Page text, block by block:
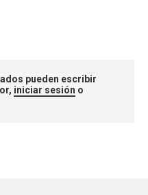
pueden escribir
iniciar sesión o